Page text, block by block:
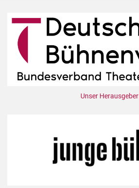
Unser Herausgeber